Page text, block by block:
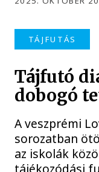
TÁJFUTÁS
Tájfutó
dobogó
A veszprémi
sorozatban
az iskolák
tájékozódási